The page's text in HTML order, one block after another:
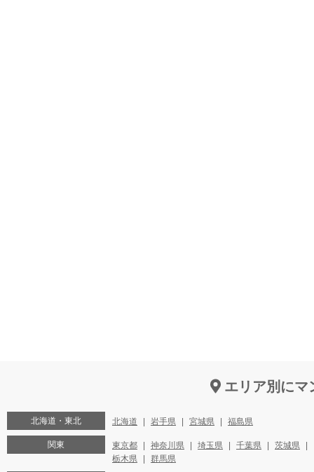
エリア別にマ
北海道・東北 北海道 岩手県 宮城県 福島県
関東 東京都 神奈川県 埼玉県 千葉県
茨城県
栃木県
群馬県